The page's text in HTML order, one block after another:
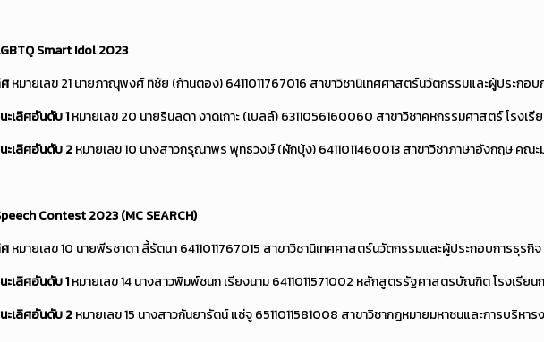
Smart Idol 2023
หมายเลข 21 นายภาณุพงศ์ ทิชัย (ก้านตอง) 6411011767016 สาขาวิชานิเทศศาสตร์นวัตกรรมและผู้ประกอ
ะเลิศอันดับ1หมายเลข 20 นายรินลดา งาดเกาะ (เบลล์) 6311056160060 สาขาวิชาคหกรรมศาสตร์ โรงเรี
ะเลิศอันดับ2หมายเลข 10 นางสาวกรุณาพร พุทธวงษ์ (ผักบุ้ง) 6411011460013 สาขาวิชาภาษาอังกฤษ ค
Contest2023 (MC SEARCH)
หมายเลข 10 นายพีรชาดา ลี้รัตนา 6411011767015 สาขาวิชานิเทศศาสตร์นวัตกรรมและผู้ประกอบการธุรกิ
ะเลิศอันดับ1หมายเลข 14 นางสาวพิมพ์ชนก เรียงนาม 6411011571002 หลักสูตรรัฐศาสตรบัณฑิต โรงเรียน
ะเลิศอันดับ2หมายเลข 15 นางสาวกันยารัตน์ แซ่จู 6511011581008 สาขาวิชากฎหมายมหาชนและการบริหา